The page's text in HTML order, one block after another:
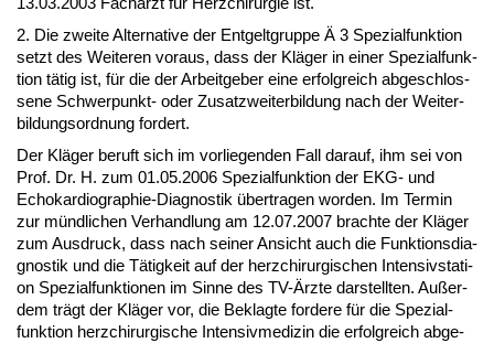
2. Die zwei­te Al­ter­na­ti­ve der Ent­gelt­grup­pe Ä 3 Spe­zi­al­funk­ti­on
setzt des Wei­te­ren vor­aus, dass der Kläger in ei­ner Spe­zi­al­funk­
ti­on tätig ist, für die der Ar­beit­ge­ber ei­ne er­folg­reich ab­ge­schlos­
se­ne Schwer­punkt- oder Zu­satz­wei­ter­bil­dung nach der Wei­ter­
bil­dungs­ord­nung for­dert.
Der Kläger be­ruft sich im vor­lie­gen­den Fall dar­auf, ihm sei von
Prof. Dr. H. zum 01.05.2006 Spe­zi­al­funk­ti­on der EKG- und
Echo­kar­dio­gra­phie-Dia­gnos­tik über­tra­gen wor­den. Im Ter­min
zur münd­li­chen Ver­hand­lung am 12.07.2007 brach­te der Kläger
zum Aus­druck, dass nach sei­ner An­sicht auch die Funk­ti­ons­dia­
gnos­tik und die Tätig­keit auf der herz­chir­ur­gi­schen In­ten­siv­sta­ti­
on Spe­zi­al­funk­tio­nen im Sin­ne des TV-Ärz­te dar­stell­ten. Außer­
dem trägt der Kläger vor, die Be­klag­te for­de­re für die Spe­zi­al­
funk­ti­on herz­chir­ur­gi­sche In­ten­siv­me­di­zin die er­folg­reich ab­ge­